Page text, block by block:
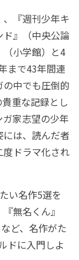
『週刊少年キ
』（中央公論
小学館）と4
まで43年間連
中でも圧倒的
重な記録とし
家志望の少年
は、読んだ者
ドラマ化され
い名作5選を
無名くん』
ど、名作がた
ドに入門しよ